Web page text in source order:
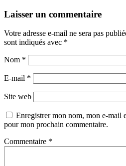
Laisser un commentaire
Votre adresse e-mail ne sera pas
sont indiqués avec *
Nom *
E-mail *
Site web
Enregistrer mon nom, mon e-mail
pour mon prochain commentaire.
Commentaire *